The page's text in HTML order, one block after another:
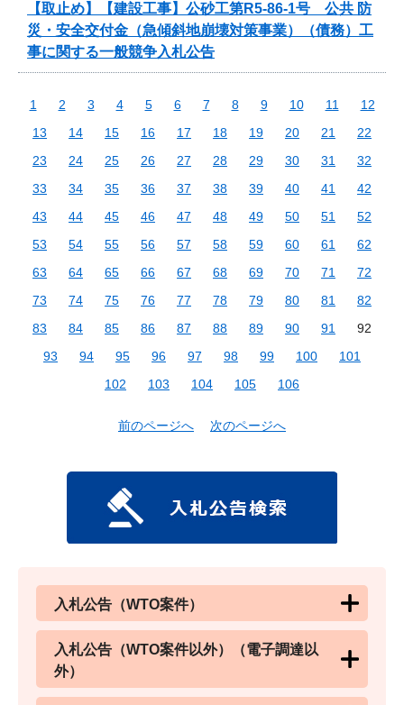
【取止め】【建設工事】公砂工第R5-86-1号 公共 防
災・安全交付金（急傾斜地崩壊対策事業）（債務）工
事に関する一般競争入札公告
1 2 3 4 5 6 7 8 9 10 11
12
13
14 15 16 17 18 19 20 21
22
23
24 25 26 27 28 29 30 31
32
33
34 35 36 37 38 39 40 41
42
43
44 45 46 47 48 49 50 51
52
53
54 55 56 57 58 59 60 61
62
63
64 65 66 67 68 69 70 71
72
73
74 75 76 77 78 79 80 81
82
83
84 85 86 87 88 89 90 91
92
93
94 95 96 97 98 99 100
101
102
103 104 105 106
前のページへ 次のページへ
入札公告（WTO案件）
入札公告（WTO案件以外）（電子調達以
外）